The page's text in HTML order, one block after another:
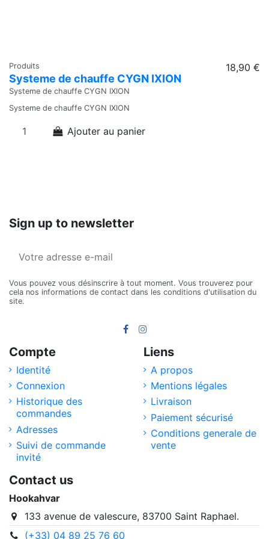
Produits
Systeme de chauffe CYGN IXION
Systeme de chauffe CYGN IXION
18,90 €
Systeme de chauffe CYGN IXION
Ajouter au panier
Sign up to newsletter
Vous pouvez vous désinscrire à tout moment. Vous trouverez pour
cela nos informations de contact dans les conditions d'utilisation du
site.
Compte
Identité
Connexion
Historique des
commandes
Adresses
Suivi de commande
invité
Liens
A propos
Mentions légales
Livraison
Paiement sécurisé
Conditions generale de
vente
Contact us
Hookahvar
133 avenue de valescure, 83700 Saint Raphael.
(+33) 04 89 25 76 60